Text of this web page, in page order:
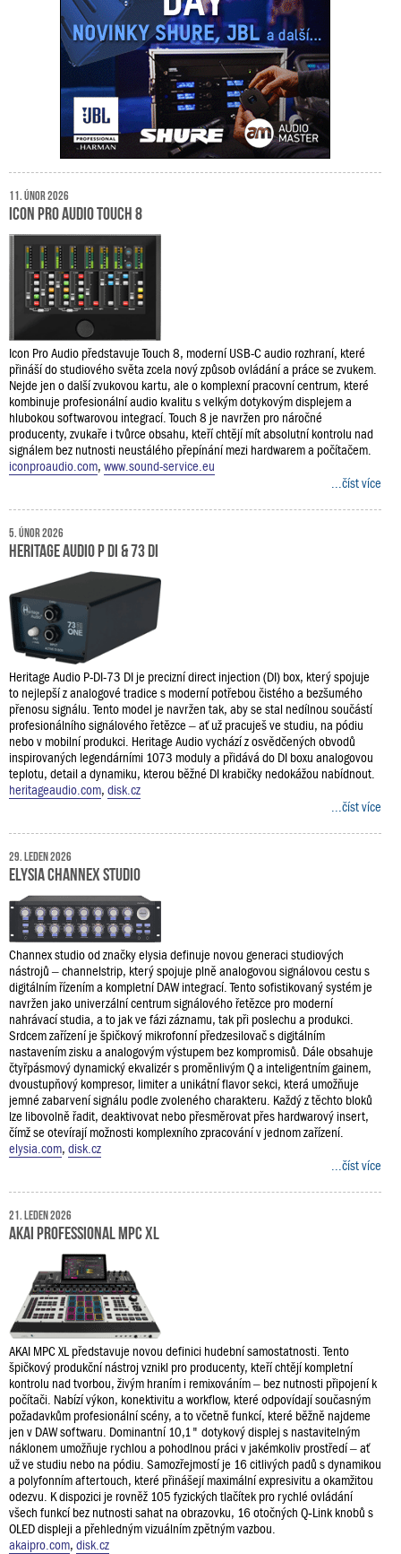
11. únor 2026
Icon Pro Audio Touch 8
Icon Pro Audio představuje Touch 8, moderní USB-C audio rozhraní, které
přináší do studiového světa zcela nový způsob ovládání a práce se zvukem.
Nejde jen o další zvukovou kartu, ale o komplexní pracovní centrum, které
kombinuje profesionální audio kvalitu s velkým dotykovým displejem a
hlubokou softwarovou integrací. Touch 8 je navržen pro náročné
producenty, zvukaře i tvůrce obsahu, kteří chtějí mít absolutní kontrolu nad
signálem bez nutnosti neustálého přepínání mezi hardwarem a počítačem.
iconproaudio.com, www.sound-service.eu
...číst více
5. únor 2026
Heritage Audio P DI & 73 DI
Heritage Audio P-DI-73 DI je precizní direct injection (DI) box, který spojuje
to nejlepší z analogové tradice s moderní potřebou čistého a bezšumého
přenosu signálu. Tento model je navržen tak, aby se stal nedílnou součástí
profesionálního signálového řetězce – ať už pracuješ ve studiu, na pódiu
nebo v mobilní produkci. Heritage Audio vychází z osvědčených obvodů
inspirovaných legendárními 1073 moduly a přidává do DI boxu analogovou
teplotu, detail a dynamiku, kterou běžné DI krabičky nedokážou nabídnout.
heritageaudio.com, disk.cz
...číst více
29. leden 2026
Elysia channex studio
Channex studio od značky elysia definuje novou generaci studiových
nástrojů – channelstrip, který spojuje plně analogovou signálovou cestu s
digitálním řízením a kompletní DAW integrací. Tento sofistikovaný systém je
navržen jako univerzální centrum signálového řetězce pro moderní
nahrávací studia, a to jak ve fázi záznamu, tak při poslechu a produkci.
Srdcem zařízení je špičkový mikrofonní předzesilovač s digitálním
nastavením zisku a analogovým výstupem bez kompromisů. Dále obsahuje
čtyřpásmový dynamický ekvalizér s proměnlivým Q a inteligentním gainem,
dvoustupňový kompresor, limiter a unikátní flavor sekci, která umožňuje
jemné zabarvení signálu podle zvoleného charakteru. Každý z těchto bloků
lze libovolně řadit, deaktivovat nebo přesměrovat přes hardwarový insert,
čímž se otevírají možnosti komplexního zpracování v jednom zařízení.
elysia.com, disk.cz
...číst více
21. leden 2026
AKAI Professional MPC XL
AKAI MPC XL představuje novou definici hudební samostatnosti. Tento
špičkový produkční nástroj vznikl pro producenty, kteří chtějí kompletní
kontrolu nad tvorbou, živým hraním i remixováním – bez nutnosti připojení k
počítači. Nabízí výkon, konektivitu a workflow, které odpovídají současným
požadavkům profesionální scény, a to včetně funkcí, které běžně najdeme
jen v DAW softwaru. Dominantní 10,1" dotykový displej s nastavitelným
náklonem umožňuje rychlou a pohodlnou práci v jakémkoliv prostředí – ať
už ve studiu nebo na pódiu. Samozřejmostí je 16 citlivých padů s dynamikou
a polyfonním aftertouch, které přinášejí maximální expresivitu a okamžitou
odezvu. K dispozici je rovněž 105 fyzických tlačítek pro rychlé ovládání
všech funkcí bez nutnosti sahat na obrazovku, 16 otočných Q‑Link knobů s
OLED displeji a přehledným vizuálním zpětným vazbou.
akaipro.com, disk.cz